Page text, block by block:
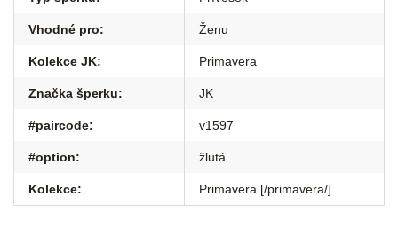
Vhodné pro: Ženu
Kolekce JK: Primavera
Značka šperku: JK
#paircode: v1597
#option: žlutá
Kolekce: Primavera [/primavera/]